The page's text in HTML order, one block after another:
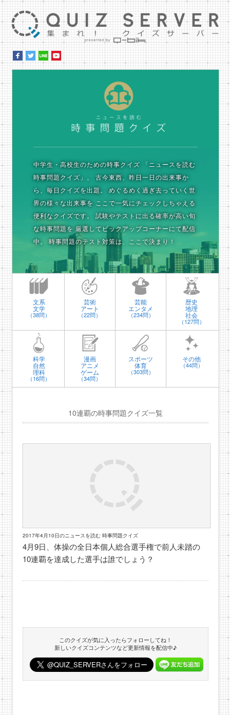
中学生・高校生のための時事クイズ 「ニュースを読む
時事問題クイズ」。
古今東西、昨日一日の出来事か
ら、毎日クイズを出題。
めぐるめく過ぎ去っていく世
界の様々な出来事を ここで一気にチェックしちゃえる
便利なクイズです。
試験やテストに出る確率が高い旬
な時事問題を 厳選してピックアップコーナーにて配信
中。
時事問題のテスト対策は、ここで決まり！
文系
文学
（38問）
芸術
アート
（22問）
芸能
エンタメ
（234問）
歴史
地理
社会
（127問）
科学
自然
理科
（16問）
漫画
アニメ
ゲーム
（34問）
スポーツ
体育
（303問）
その他
（44問）
10連覇の時事問題クイズ一覧
2017年4月10日のニュースを読む 時事問題クイズ
4月9日、体操の全日本個人総合選手権で前人未踏の
10連覇を達成した選手は誰でしょう？
このクイズが気に入ったらフォローしてね！
新しいクイズコンテンツなど更新情報を配信中♪